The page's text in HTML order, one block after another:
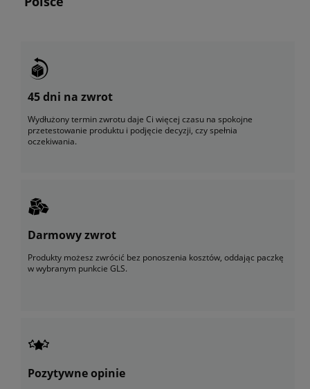
45 dni na zwrot
Wydłużony termin zwrotu daje Ci więcej czasu na spokojne
przetestowanie produktu i podjęcie decyzji, czy spełnia
oczekiwania.
Darmowy zwrot
Produkty możesz zwrócić bez ponoszenia kosztów, oddając paczkę
w wybranym punkcie GLS.
Pozytywne opinie